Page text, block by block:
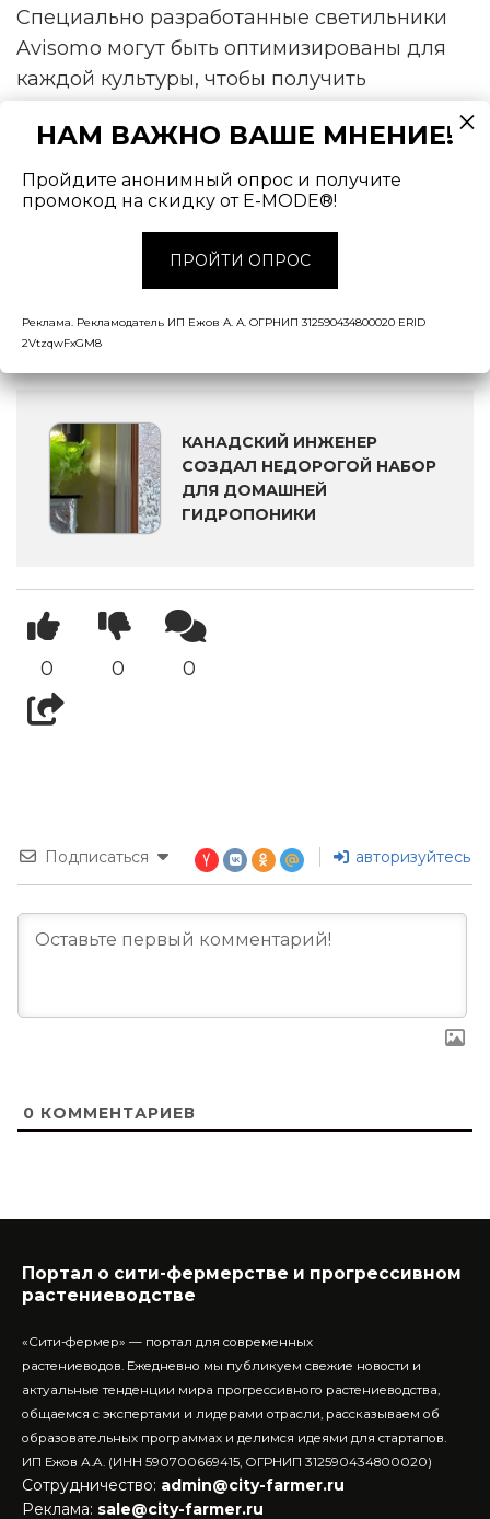
Специально разработанные светильники
Avisomo могут быть оптимизированы для
каждой культуры, чтобы получить
стадиями роста растений. Эффективно
выращивать различные культуры
позволяет специальное программное
обеспечение. Для каждого растения создан
так называемый «цифровой рецепт
выращивания», который определяет
оптимальный срок посева, полива и сбора
урожая.
КАНАДСКИЙ ИНЖЕНЕР
СОЗДАЛ НЕДОРОГОЙ НАБОР
ДЛЯ ДОМАШНЕЙ
ГИДРОПОНИКИ
0 0 0
Подписаться авторизуйтесь
0 КОММЕНТАРИЕВ
Портал о сити-фермерстве и прогрессивном
растениеводстве
«Сити-фермер» — портал для современных
растениеводов. Ежедневно мы публикуем свежие новости и
актуальные тенденции мира прогрессивного растениеводства,
общаемся с экспертами и лидерами отрасли, рассказываем об
образовательных программах и делимся идеями для стартапов.
ИП Ежов А.А. (ИНН 590700669415, ОГРНИП 312590434800020)
Сотрудничество: admin@city-farmer.ru
Реклама: sale@city-farmer.ru
НАМ ВАЖНО ВАШЕ МНЕНИЕ!
Пройдите анонимный опрос и получите
промокод на скидку от E-MODE®!
ПРОЙТИ ОПРОС
Реклама. Рекламодатель ИП Ежов А. А. ОГРНИП 312590434800020 ERID
2VtzqwFxGM8